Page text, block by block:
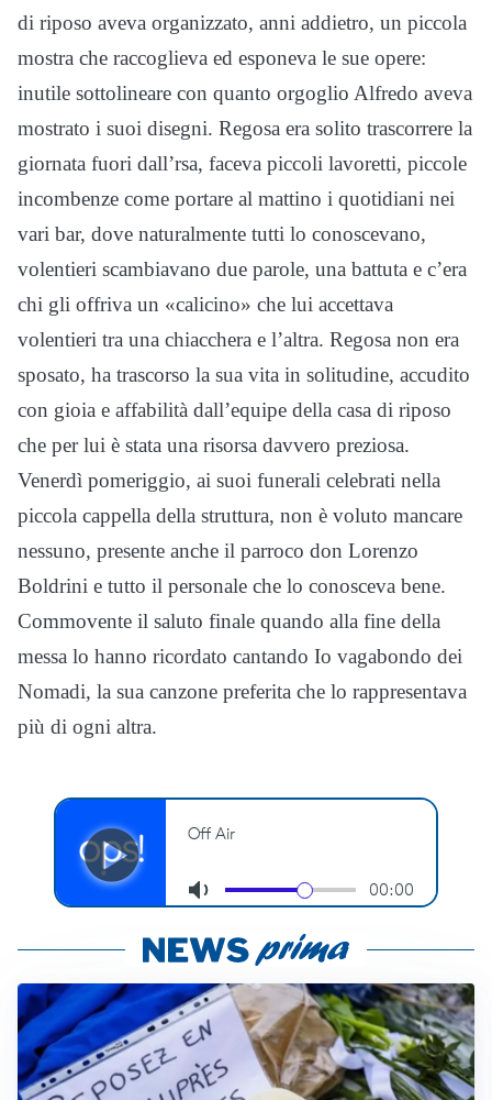
di riposo aveva organizzato, anni addietro, un piccola
mostra che raccoglieva ed esponeva le sue opere:
inutile sottolineare con quanto orgoglio Alfredo aveva
mostrato i suoi disegni. Regosa era solito trascorrere la
giornata fuori dall’rsa, faceva piccoli lavoretti, piccole
incombenze come portare al mattino i quotidiani nei
vari bar, dove naturalmente tutti lo conoscevano,
volentieri scambiavano due parole, una battuta e c’era
chi gli offriva un «calicino» che lui accettava
volentieri tra una chiacchera e l’altra. Regosa non era
sposato, ha trascorso la sua vita in solitudine, accudito
con gioia e affabilità dall’equipe della casa di riposo
che per lui è stata una risorsa davvero preziosa.
Venerdì pomeriggio, ai suoi funerali celebrati nella
piccola cappella della struttura, non è voluto mancare
nessuno, presente anche il parroco don Lorenzo
Boldrini e tutto il personale che lo conosceva bene.
Commovente il saluto finale quando alla fine della
messa lo hanno ricordato cantando Io vagabondo dei
Nomadi, la sua canzone preferita che lo rappresentava
più di ogni altra.